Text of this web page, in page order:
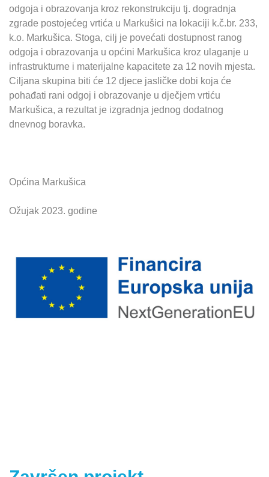
odgoja i obrazovanja kroz rekonstrukciju tj. dogradnja
zgrade postojećeg vrtića u Markušici na lokaciji k.č.br. 233,
k.o. Markušica. Stoga, cilj je povećati dostupnost ranog
odgoja i obrazovanja u općini Markušica kroz ulaganje u
infrastrukturne i materijalne kapacitete za 12 novih mjesta.
Ciljana skupina biti će 12 djece jasličke dobi koja će
pohađati rani odgoj i obrazovanje u dječjem vrtiću
Markušica, a rezultat je izgradnja jednog dodatnog
dnevnog boravka.
Općina Markušica
Ožujak 2023. godine